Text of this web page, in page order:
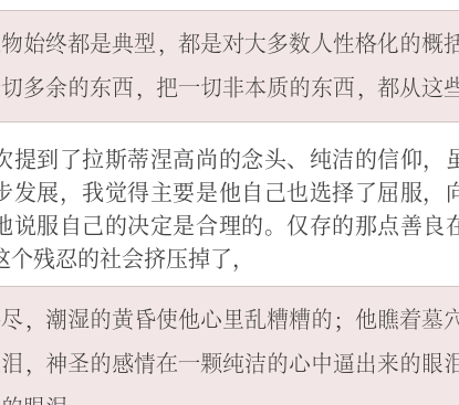
始终都是典型，都是对大多数人性格化的概
提到了拉斯蒂涅高尚的念头、纯洁的信仰，
发展，我觉得主要是他自己也选择了屈服，
说服自己的决定是合理的。仅存的那点善良
残忍的社会挤压掉了，
，潮湿的黄昏使他心里乱糟糟的；他瞧着墓
，神圣的感情在一颗纯洁的心中逼出来的眼